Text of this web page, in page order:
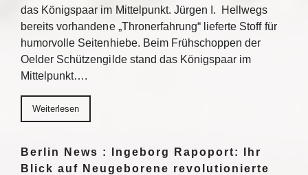
das Königspaar im Mittelpunkt. Jürgen I. Hellwegs
bereits vorhandene „Thronerfahrung“ lieferte Stoff für
humorvolle Seitenhiebe. Beim Frühschoppen der
Oelder Schützengilde stand das Königspaar im
Mittelpunkt….
Weiterlesen
Berlin News : Ingeborg Rapoport: Ihr
Blick auf Neugeborene revolutionierte